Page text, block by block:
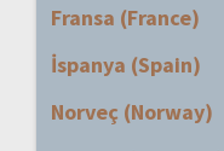
Fransa (France)
İspanya (Spain)
Norveç (Norway)